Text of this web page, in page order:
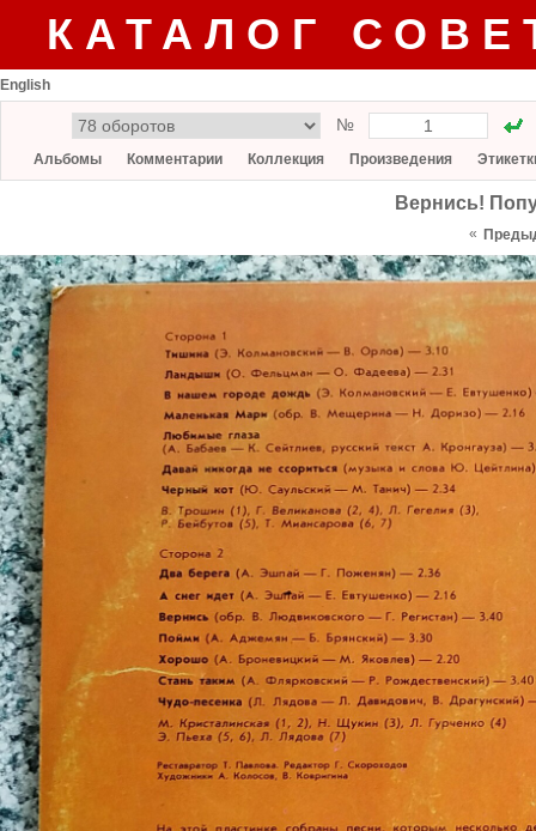
КАТАЛОГ
English
№
Альбомы Комментарии Коллекция Произведения
Вернись!
«